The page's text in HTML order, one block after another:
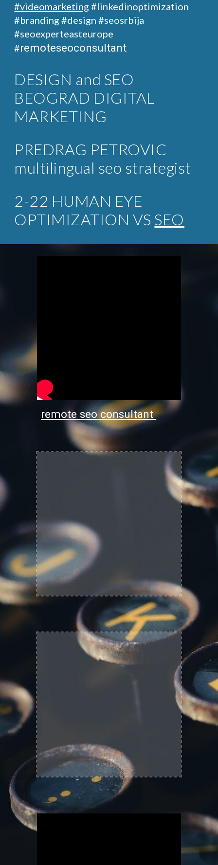
#videomarketing #linkedinoptimization
#branding #design#seosrbija
#seoexperteasteurope
#remoteseoconsultant
DESIGN and SEO
BEOGRAD DIGITAL
MARKETING
PREDRAG PETROVIC
multilingual seo strategist
2-22 HUMAN EYE
OPTIMIZATION VS SEO
remote seo consultant